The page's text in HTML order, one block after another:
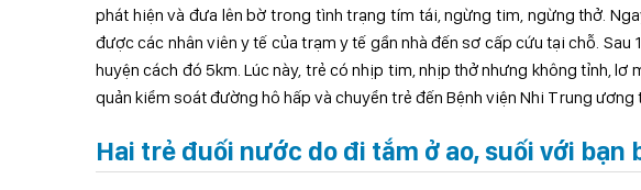
phát hiện và đưa lên bờ trong tình trạng tím tái, ngừng tim, ngừng thở.
được các nhân viên y tế của trạm y tế gần nhà đến sơ cấp cứu tại chỗ.
huyện cách đó 5km. Lúc này, trẻ có nhịp tim, nhịp thở nhưng không tỉnh, lơ
quản kiểm soát đường hô hấp và chuyển trẻ đến Bệnh viện Nhi Trung
Hai trẻ đuối nước do đi tắm ở ao, suối với bạn